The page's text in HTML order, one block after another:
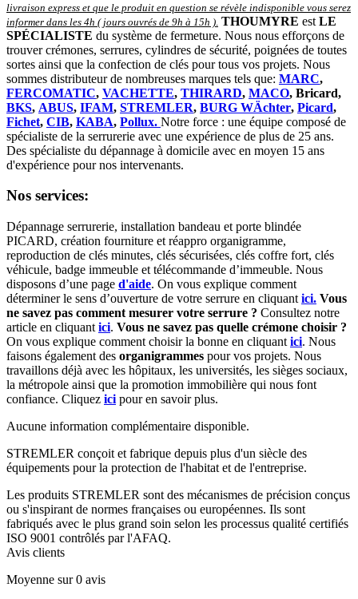
livraison express et que le produit en question se révèle indisponible vous serez
informer dans les 4h ( jours ouvrés de 9h à 15h ) THOUMYRE est LE
SPÉCIALISTE du système de fermeture. Nous nous efforçons de
trouver crémones, serrures, cylindres de sécurité, poignées de toutes
sortes ainsi que la confection de clés pour tous vos projets. Nous
sommes distributeur de nombreuses marques tels que: MARC,
FERCOMATIC, VACHETTE, THIRARD, MACO, Bricard,
BKS, ABUS, IFAM, STREMLER, BURG WÄchter, Picard,
Fichet, CIB, KABA, Pollux. Notre force : une équipe composé de
spécialiste de la serrurerie avec une expérience de plus de 25 ans.
Des spécialiste du dépannage à domicile avec en moyen 15 ans
d'expérience pour nos intervenants.
Nos services:
Dépannage serrurerie, installation bandeau et porte blindée
PICARD, création fourniture et réappro organigramme,
reproduction de clés minutes, clés sécurisées, clés coffre fort, clés
véhicule, badge immeuble et télécommande d’immeuble. Nous
disposons d’une page d'aide. On vous explique comment
déterminer le sens d’ouverture de votre serrure en cliquant ici. Vous
ne savez pas comment mesurer votre serrure ? Consultez notre
article en cliquant ici. Vous ne savez pas quelle crémone choisir ?
On vous explique comment choisir la bonne en cliquant ici. Nous
faisons également des organigrammes pour vos projets. Nous
travaillons déjà avec les hôpitaux, les universités, les sièges sociaux,
la métropole ainsi que la promotion immobilière qui nous font
confiance. Cliquez ici pour en savoir plus.
Aucune information complémentaire disponible.
STREMLER conçoit et fabrique depuis plus d'un siècle des
équipements pour la protection de l'habitat et de l'entreprise.
Les produits STREMLER sont des mécanismes de précision conçus
ou s'inspirant de normes françaises ou européennes. Ils sont
fabriqués avec le plus grand soin selon les processus qualité certifiés
ISO 9001 contrôlés par l'AFAQ.
Avis clients
Moyenne sur 0 avis